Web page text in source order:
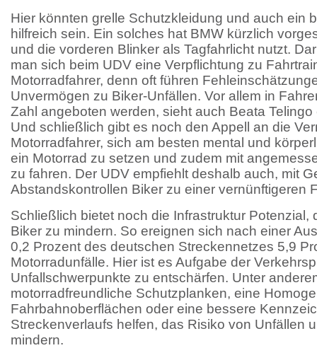
Hier könnten grelle Schutzkleidung und auch ein
hilfreich sein. Ein solches hat BMW kürzlich
und die vorderen Blinker als Tagfahrlicht nutzt.
man sich beim UDV eine Verpflichtung zu
Motorradfahrer, denn oft führen
Unvermögen zu Biker-Unfällen. Vor allem in
Zahl angeboten werden, sieht auch Beata
Und schließlich gibt es noch den Appell an die
Motorradfahrer, sich am besten mental und
ein Motorrad zu setzen und zudem mit
zu fahren. Der UDV empfiehlt deshalb auch, mit
Abstandskontrollen Biker zu einer vernünftigeren
Schließlich bietet noch die Infrastruktur Potenzial,
Biker zu mindern. So ereignen sich nach einer
0,2 Prozent des deutschen Streckennetzes 5,9
Motorradunfälle. Hier ist es Aufgabe der
Unfallschwerpunkte zu entschärfen. Unter
motorradfreundliche Schutzplanken, eine
Fahrbahnoberflächen oder eine bessere
Streckenverlaufs helfen, das Risiko von Unfällen
mindern.